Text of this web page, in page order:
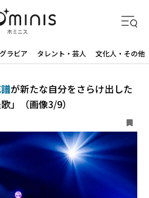
グラビア タレント・芸人 文化人・その他
が新たな自分をさらけ出した
」（画像3/9）